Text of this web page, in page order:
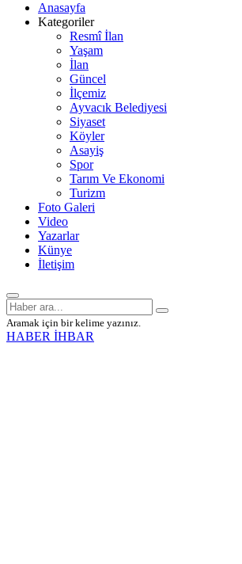
Anasayfa
Kategoriler
Resmî İlan
Yaşam
İlan
Güncel
İlçemiz
Ayvacık Belediyesi
Siyaset
Köyler
Asayiş
Spor
Tarım Ve Ekonomi
Turizm
Foto Galeri
Video
Yazarlar
Künye
İletişim
Aramak için bir kelime yazınız.
HABER İHBAR